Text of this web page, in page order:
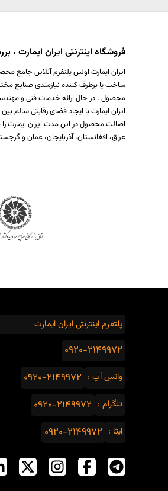
فروشگاه اینترنتی ایران ایمارت ،
ایران ایمارت اولین پلتفرم آنلاین
محصول ، در حال ارائه خدمات فنی و
ایران ایمارت با ایجاد فضای رقابتی
اصالت محصول در این مدت ایران ایمارت
عراق، افغانستان، آذربایجان، عمان و
پلتفرم اینترنتی ایران ایمارت
0920-2149972
واتس اَپ : 0920-2149972
تلگرام : 0920-2149972
ایتا : 0920-2149972